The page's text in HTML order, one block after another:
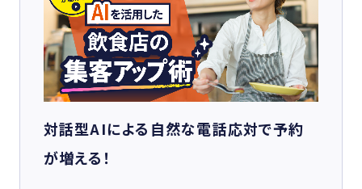
対話型AIによる自然な電話応対で予約
が増える！